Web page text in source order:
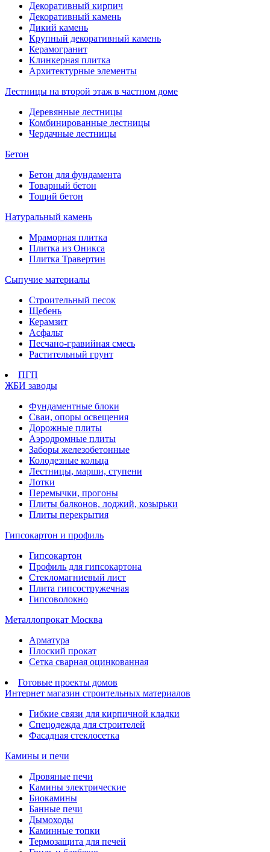
Декоративный кирпич
Декоративный камень
Дикий камень
Крупный декоративный камень
Керамогранит
Клинкерная плитка
Архитектурные элементы
Лестницы на второй этаж в частном доме
Деревянные лестницы
Комбинированные лестницы
Чердачные лестницы
Бетон
Бетон для фундамента
Товарный бетон
Тощий бетон
Натуральный камень
Мраморная плитка
Плитка из Оникса
Плитка Травертин
Сыпучие материалы
Строительный песок
Щебень
Керамзит
Асфальт
Песчано-гравийная смесь
Растительный грунт
ПГП
ЖБИ заводы
Фундаментные блоки
Сваи, опоры освещения
Дорожные плиты
Аэродромные плиты
Заборы железобетонные
Колодезные кольца
Лестницы, марши, ступени
Лотки
Перемычки, прогоны
Плиты балконов, лоджий, козырьки
Плиты перекрытия
Гипсокартон и профиль
Гипсокартон
Профиль для гипсокартона
Стекломагниевый лист
Плита гипсостружечная
Гипсоволокно
Металлопрокат Москва
Арматура
Плоский прокат
Сетка сварная оцинкованная
Готовые проекты домов
Интернет магазин строительных материалов
Гибкие связи для кирпичной кладки
Спецодежда для строителей
Фасадная стеклосетка
Камины и печи
Дровяные печи
Камины электрические
Биокамины
Банные печи
Дымоходы
Каминные топки
Термозащита для печей